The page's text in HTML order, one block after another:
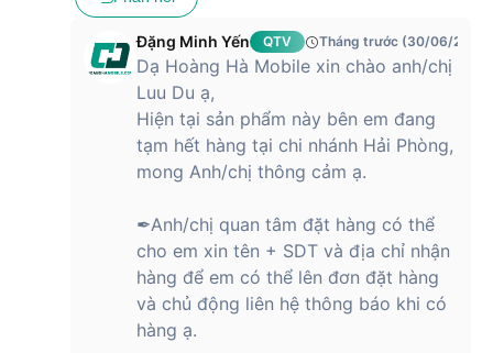
Tính năng kết nối và tiện ích thông minh
Đồng hồ thông minh Xiaomi Redmi Watch 5 Active được
trang bị nhiều tính năng tiện ích nhằm nâng cao trải nghiệm
người dùng. Một trong những điểm nổi bật của sản phẩm là
tính năng đàm thoại qua Bluetooth, cho phép bạn thực hiện
các cuộc gọi trực tiếp từ đồng hồ mà không cần sử dụng
điện thoại. Ngoài ra, thiết bị còn tích hợp trợ lý giọng nói
Alexa, giúp bạn dễ dàng ra lệnh bằng giọng nói để kiểm soát
các thiết bị thông minh trong nhà.
Bên cạnh đó, Xiaomi Redmi Watch 5 Active còn hỗ trợ điều
khiển camera từ xa, cho phép bạn chụp ảnh thông qua đồng
hồ mà không cần phải chạm vào điện thoại. Đây là một tính
năng hữu ích cho những ai thường xuyên sử dụng điện thoại
Đặng Minh Yến QTV Tháng trước (30/06/2026)
Dạ Hoàng Hà Mobile xin chào anh/chị
Luu Du ạ,
Hiện tại sản phẩm này bên em đang
tạm hết hàng tại chi nhánh Hải Phòng,
mong Anh/chị thông cảm ạ.
✒Anh/chị quan tâm đặt hàng có thể
cho em xin tên + SDT và địa chỉ nhận
hàng để em có thể lên đơn đặt hàng
và chủ động liên hệ thông báo khi có
hàng ạ.